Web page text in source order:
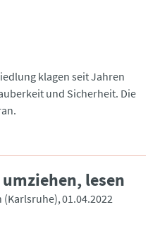
klagen seit Jahren
und Sicherheit. Die
lesen
(Karlsruhe) 01.04.2022